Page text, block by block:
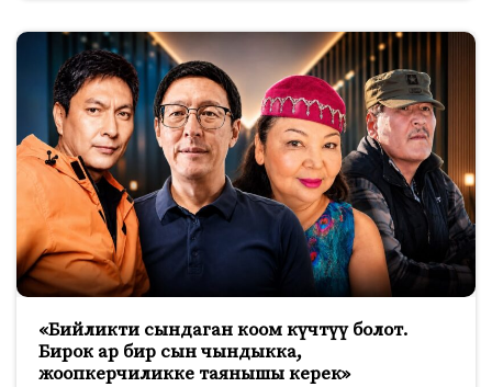
«Бийликти сындаган коом күчтүү болот.
Бирок ар бир сын чындыкка,
жоопкерчиликке таянышы керек»